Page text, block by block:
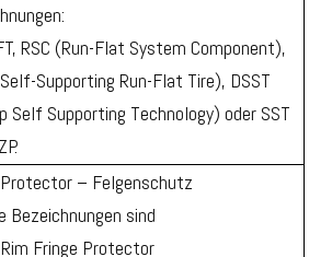
RSC (Run-Flat System Component),
Supporting Run-Flat Tire), DSST
Self Supporting Technology) oder SST
– Felgenschutz
Bezeichnungen sind
Fringe Protector